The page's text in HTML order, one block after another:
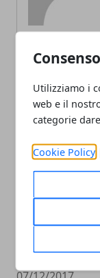
Utilizziamo i
web e il
categorie
Cookie Policy
ARTICOLI
Ogni
tonificare i